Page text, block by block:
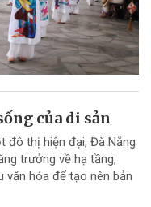
của di sản
đô thị hiện đại, Đà Nẵng
trưởng về hạ tầng,
văn hóa để tạo nên bản